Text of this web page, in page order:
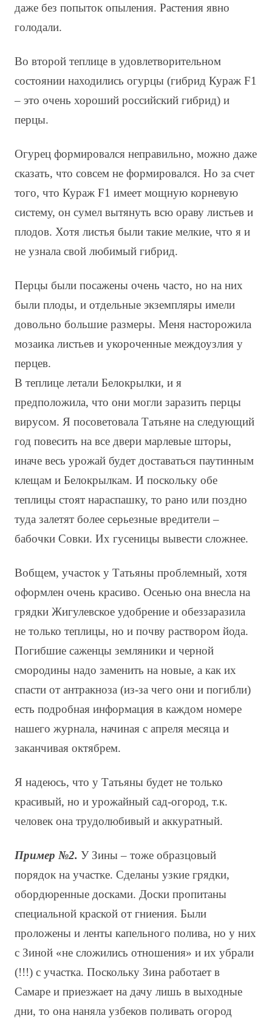
даже без попыток опыления. Растения явно
голодали.
Во второй теплице в удовлетворительном
состоянии находились огурцы (гибрид Кураж F1
– это очень хороший российский гибрид) и
перцы.
Огурец формировался неправильно, можно даже
сказать, что совсем не формировался. Но за счет
того, что Кураж F1 имеет мощную корневую
систему, он сумел вытянуть всю ораву листьев и
плодов. Хотя листья были такие мелкие, что я и
не узнала свой любимый гибрид.
Перцы были посажены очень часто, но на них
были плоды, и отдельные экземпляры имели
довольно большие размеры. Меня насторожила
мозаика листьев и укороченные междоузлия у
перцев.
В теплице летали Белокрылки, и я
предположила, что они могли заразить перцы
вирусом. Я посоветовала Татьяне на следующий
год повесить на все двери марлевые шторы,
иначе весь урожай будет доставаться паутинным
клещам и Белокрылкам. И поскольку обе
теплицы стоят нараспашку, то рано или поздно
туда залетят более серьезные вредители –
бабочки Совки. Их гусеницы вывести сложнее.
Вобщем, участок у Татьяны проблемный, хотя
оформлен очень красиво. Осенью она внесла на
грядки Жигулевское удобрение и обеззаразила
не только теплицы, но и почву раствором йода.
Погибшие саженцы земляники и черной
смородины надо заменить на новые, а как их
спасти от антракноза (из-за чего они и погибли)
есть подробная информация в каждом номере
нашего журнала, начиная с апреля месяца и
заканчивая октябрем.
Я надеюсь, что у Татьяны будет не только
красивый, но и урожайный сад-огород, т.к.
человек она трудолюбивый и аккуратный.
Пример №2. У Зины – тоже образцовый
порядок на участке. Сделаны узкие грядки,
обордюренные досками. Доски пропитаны
специальной краской от гниения. Были
проложены и ленты капельного полива, но у них
с Зиной «не сложились отношения» и их убрали
(!!!) с участка. Поскольку Зина работает в
Самаре и приезжает на дачу лишь в выходные
дни, то она наняла узбеков поливать огород